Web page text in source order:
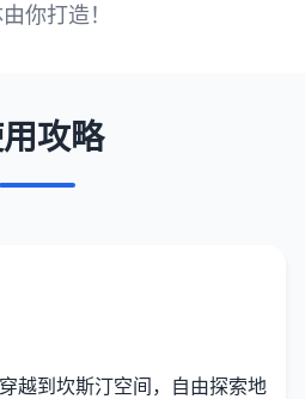
你打造！
攻略
越到坎斯汀空间，自由探索地